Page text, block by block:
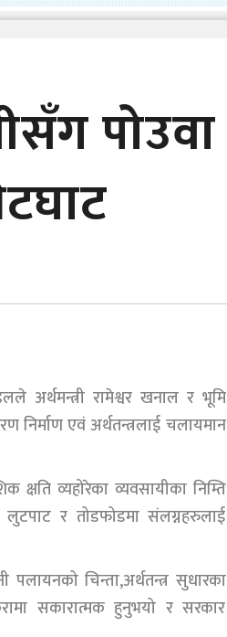
पोउवा
अर्थमन्त्री रामेश्वर खनाल र भूमि
निर्माण एवं अर्थतन्त्रलाई चलायमान
व्यहोरेका व्यवसायीका निम्ति
र तोडफोडमा संलग्नहरुलाई
चिन्ता,अर्थतन्त्र सुधारका
सकारात्मक हुनुभयो र सरकार